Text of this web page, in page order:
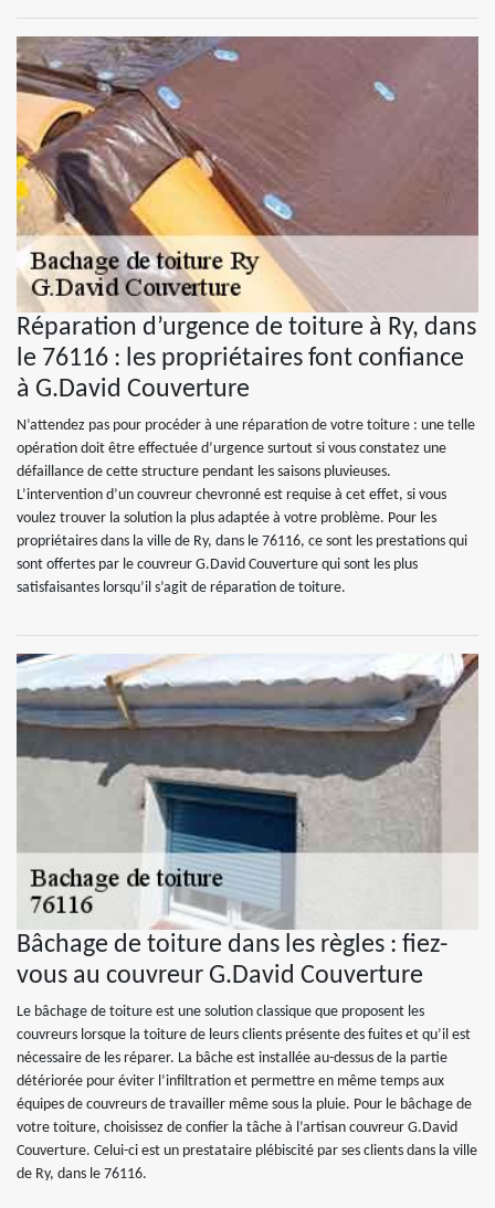
Réparation d’urgence de toiture à Ry, dans
le 76116 : les propriétaires font confiance
à G.David Couverture
N’attendez pas pour procéder à une réparation de votre toiture : une telle
opération doit être effectuée d’urgence surtout si vous constatez une
défaillance de cette structure pendant les saisons pluvieuses.
L’intervention d’un couvreur chevronné est requise à cet effet, si vous
voulez trouver la solution la plus adaptée à votre problème. Pour les
propriétaires dans la ville de Ry, dans le 76116, ce sont les prestations qui
sont offertes par le couvreur G.David Couverture qui sont les plus
satisfaisantes lorsqu’il s’agit de réparation de toiture.
Bâchage de toiture dans les règles : fiez-
vous au couvreur G.David Couverture
Le bâchage de toiture est une solution classique que proposent les
couvreurs lorsque la toiture de leurs clients présente des fuites et qu’il est
nécessaire de les réparer. La bâche est installée au-dessus de la partie
détériorée pour éviter l’infiltration et permettre en même temps aux
équipes de couvreurs de travailler même sous la pluie. Pour le bâchage de
votre toiture, choisissez de confier la tâche à l’artisan couvreur G.David
Couverture. Celui-ci est un prestataire plébiscité par ses clients dans la ville
de Ry, dans le 76116.